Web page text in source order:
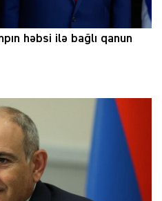
həbsi ilə bağlı qanun